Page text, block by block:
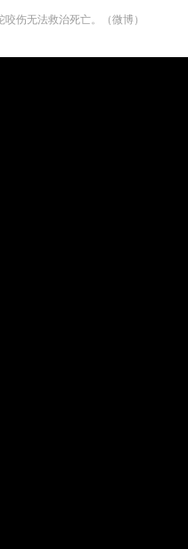
伤无法救治死亡。（微博）